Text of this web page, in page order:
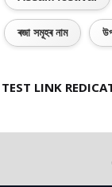
ৰজা সমূহৰ নাম
TEST LINK